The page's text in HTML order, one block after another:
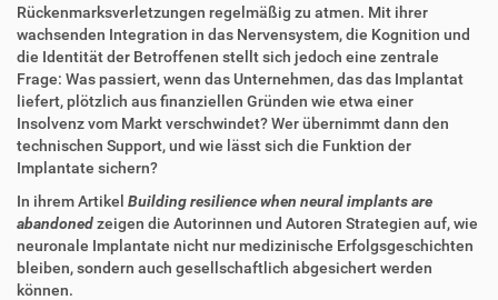
Rückenmarksverletzungen regelmäßig zu atmen. Mit ihrer
wachsenden Integration in das Nervensystem, die Kognition und
die Identität der Betroffenen stellt sich jedoch eine zentrale
Frage: Was passiert, wenn das Unternehmen, das das Implantat
liefert, plötzlich aus finanziellen Gründen wie etwa einer
Insolvenz vom Markt verschwindet? Wer übernimmt dann den
technischen Support, und wie lässt sich die Funktion der
Implantate sichern?
In ihrem Artikel Building resilience when neural implants are
abandonedzeigen die Autorinnen und Autoren Strategien auf, wie
neuronale Implantate nicht nur medizinische Erfolgsgeschichten
bleiben, sondern auch gesellschaftlich abgesichert werden
können.